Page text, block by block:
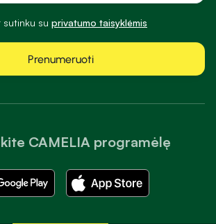
CAMELIA programėlę
sutinku su privatumo taisyklėmis
Prenumeruoti